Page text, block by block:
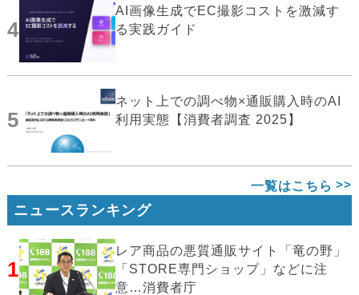
4
AI画像生成でEC撮影コストを激減す
る実践ガイド
5
ネット上での調べ物×通販購入時のAI
利用実態【消費者調査 2025】
一覧はこちら
ニュースランキング
1
レア商品の悪質通販サイト「竜の野」
「STORE専門ショップ」などに注
意…消費者庁